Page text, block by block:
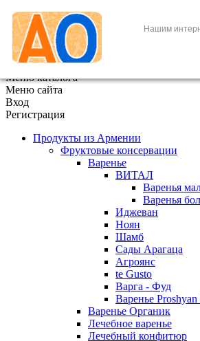
Нашим
+7 (495) 646-888-1
В корзине 0 товаров
Меню каталога
Меню сайта
Вход
Регистрация
Продукты из Армении
Фруктовые консервации
Варенье
ВИТАЛ
Варенья
Варенья
Иджеван
Ноян
Шамб
Сады Арагаца
Агроянс
te Gusto
Варга - Фуд
Варенье Proshyan
Варенье Органик
Лечебное варенье
Лечебный конфитюр